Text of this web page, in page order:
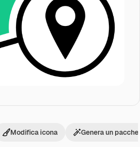
Modifica icona Genera un